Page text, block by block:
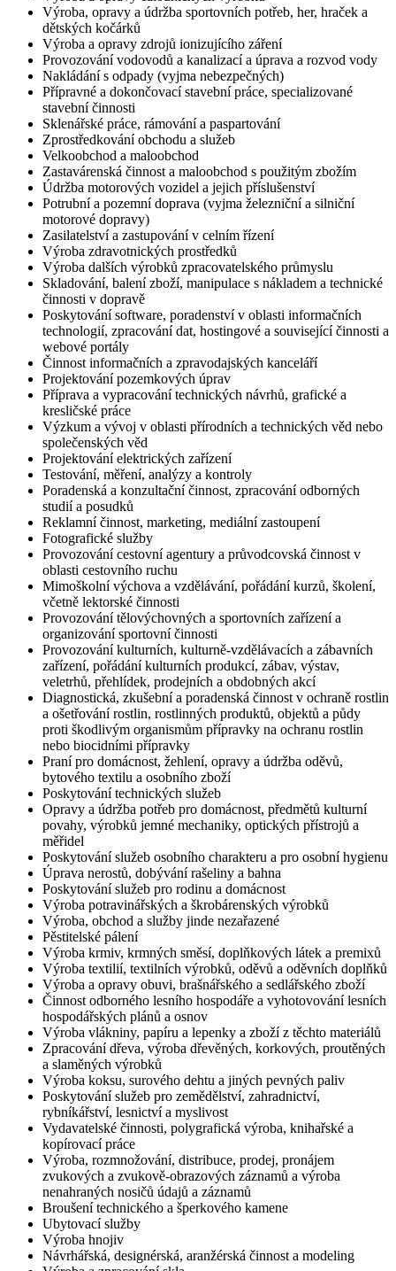
Výroba, opravy a údržba sportovních potřeb, her, hraček a
dětských kočárků
Výroba a opravy zdrojů ionizujícího záření
Provozování vodovodů a kanalizací a úprava a rozvod vody
Nakládání s odpady (vyjma nebezpečných)
Přípravné a dokončovací stavební práce, specializované
stavební činnosti
Sklenářské práce, rámování a paspartování
Zprostředkování obchodu a služeb
Velkoobchod a maloobchod
Zastavárenská činnost a maloobchod s použitým zbožím
Údržba motorových vozidel a jejich příslušenství
Potrubní a pozemní doprava (vyjma železniční a silniční
motorové dopravy)
Zasilatelství a zastupování v celním řízení
Výroba zdravotnických prostředků
Výroba dalších výrobků zpracovatelského průmyslu
Skladování, balení zboží, manipulace s nákladem a technické
činnosti v dopravě
Poskytování software, poradenství v oblasti informačních
technologií, zpracování dat, hostingové a související činnosti a
webové portály
Činnost informačních a zpravodajských kanceláří
Projektování pozemkových úprav
Příprava a vypracování technických návrhů, grafické a
kresličské práce
Výzkum a vývoj v oblasti přírodních a technických věd nebo
společenských věd
Projektování elektrických zařízení
Testování, měření, analýzy a kontroly
Poradenská a konzultační činnost, zpracování odborných
studií a posudků
Reklamní činnost, marketing, mediální zastoupení
Fotografické služby
Provozování cestovní agentury a průvodcovská činnost v
oblasti cestovního ruchu
Mimoškolní výchova a vzdělávání, pořádání kurzů, školení,
včetně lektorské činnosti
Provozování tělovýchovných a sportovních zařízení a
organizování sportovní činnosti
Provozování kulturních, kulturně-vzdělávacích a zábavních
zařízení, pořádání kulturních produkcí, zábav, výstav,
veletrhů, přehlídek, prodejních a obdobných akcí
Diagnostická, zkušební a poradenská činnost v ochraně rostlin
a ošetřování rostlin, rostlinných produktů, objektů a půdy
proti škodlivým organismům přípravky na ochranu rostlin
nebo biocidními přípravky
Praní pro domácnost, žehlení, opravy a údržba oděvů,
bytového textilu a osobního zboží
Poskytování technických služeb
Opravy a údržba potřeb pro domácnost, předmětů kulturní
povahy, výrobků jemné mechaniky, optických přístrojů a
měřidel
Poskytování služeb osobního charakteru a pro osobní hygienu
Úprava nerostů, dobývání rašeliny a bahna
Poskytování služeb pro rodinu a domácnost
Výroba potravinářských a škrobárenských výrobků
Výroba, obchod a služby jinde nezařazené
Pěstitelské pálení
Výroba krmiv, krmných směsí, doplňkových látek a premixů
Výroba textilií, textilních výrobků, oděvů a oděvních doplňků
Výroba a opravy obuvi, brašnářského a sedlářského zboží
Činnost odborného lesního hospodáře a vyhotovování lesních
hospodářských plánů a osnov
Výroba vlákniny, papíru a lepenky a zboží z těchto materiálů
Zpracování dřeva, výroba dřevěných, korkových, proutěných
a slaměných výrobků
Výroba koksu, surového dehtu a jiných pevných paliv
Poskytování služeb pro zemědělství, zahradnictví,
rybníkářství, lesnictví a myslivost
Vydavatelské činnosti, polygrafická výroba, knihařské a
kopírovací práce
Výroba, rozmnožování, distribuce, prodej, pronájem
zvukových a zvukově-obrazových záznamů a výroba
nenahraných nosičů údajů a záznamů
Broušení technického a šperkového kamene
Ubytovací služby
Výroba hnojiv
Návrhářská, designérská, aranžérská činnost a modeling